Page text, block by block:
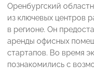
Оренбургский
из ключевых центров
в регионе. Он
аренды офисных
стартапов. Во время
познакомились с